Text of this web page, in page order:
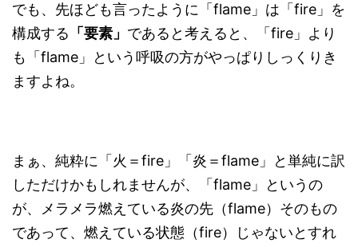
でも、先ほども言ったように「flame」は「fire」を
構成する 「要素」 であると考えると、「fire」より
も「flame」という呼吸の方がやっぱりしっくりき
ますよね。
まぁ、純粋に「火＝fire」「炎＝flame」と単純に訳
しただけかもしれませんが、「flame」というの
が、メラメラ燃えている炎の先（flame）そのもの
であって、燃えている状態（fire）じゃないとすれ